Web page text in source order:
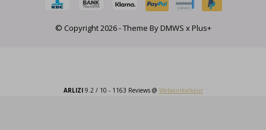
© Copyright2026- Theme ByDMWS xPlus+
ARLIZI9.2/ 10 - 1163 Reviews @ Webwinkelkeur